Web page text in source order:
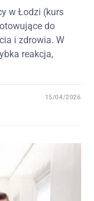
w Łodzi (kurs
do
i zdrowia. W
reakcja,
15/04/2026